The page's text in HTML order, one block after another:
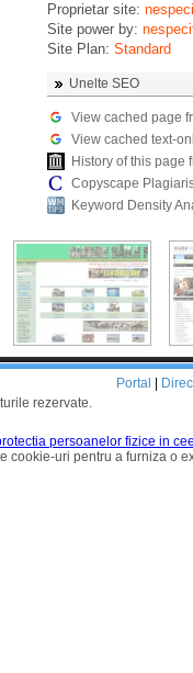
Proprietar site:
Site power by:
Site Plan: Standard
Unelte SEO
View cached page
View cached text-
History of this page
Copyscape
Keyword Density
rezervate.
Portal
persoanelor fizice in
cookie-uri pentru a furniza o